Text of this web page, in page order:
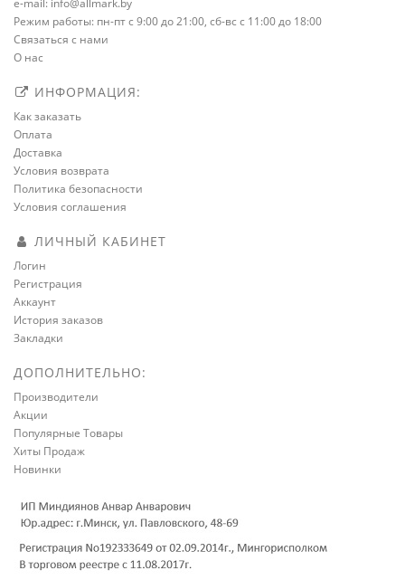
e-mail: info@allmark.by
Режим работы: пн-пт с 9:00 до 21:00, сб-вс с 11:00 до 18:00
Связаться с нами
О нас
ИНФОРМАЦИЯ:
Как заказать
Оплата
Доставка
Условия возврата
Политика безопасности
Условия соглашения
ЛИЧНЫЙ КАБИНЕТ
Логин
Регистрация
Аккаунт
История заказов
Закладки
ДОПОЛНИТЕЛЬНО:
Производители
Акции
Популярные Товары
Хиты Продаж
Новинки